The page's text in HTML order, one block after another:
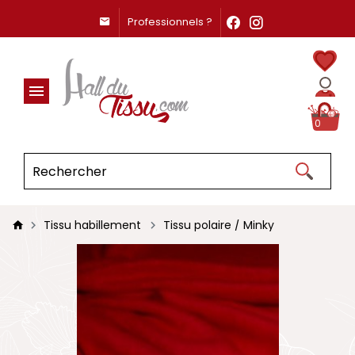
Professionnels ?
0
Tissu habillement Tissu polaire / Minky